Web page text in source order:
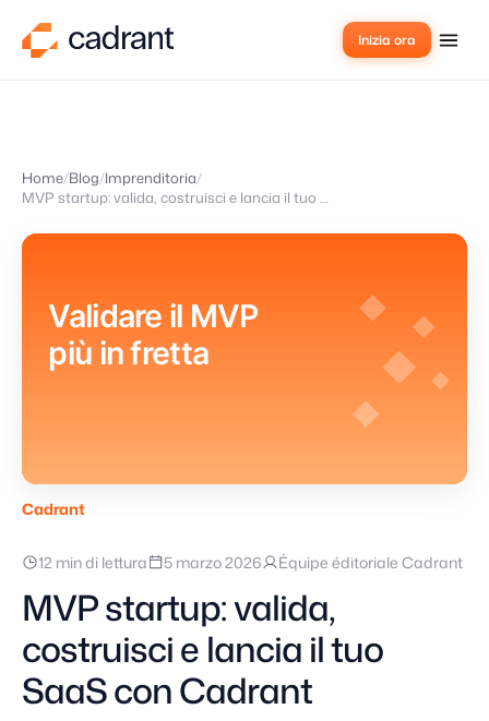
Inizia ora
Home Blog Imprenditoria
MVP startup: valida, costruisci e lancia il tuo SaaS con Cadrant
Validare il MVP
più in fretta
Cadrant
12 min di lettura 5 marzo 2026 Équipe éditoriale Cadrant
MVP startup: valida,
costruisci e lancia il tuo
SaaS con Cadrant